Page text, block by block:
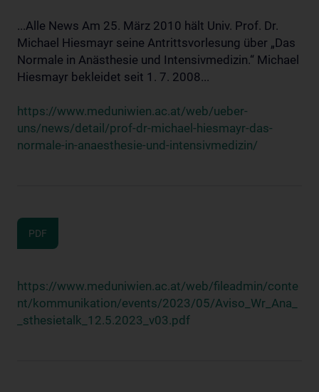
...Alle News Am 25. März 2010 hält Univ. Prof. Dr.
Michael Hiesmayr seine Antrittsvorlesung über „Das
Normale in Anästhesie und Intensivmedizin.“ Michael
Hiesmayr bekleidet seit 1. 7. 2008...
https://www.meduniwien.ac.at/web/ueber-
uns/news/detail/prof-dr-michael-hiesmayr-das-
normale-in-anaesthesie-und-intensivmedizin/
PDF
https://www.meduniwien.ac.at/web/fileadmin/conte
nt/kommunikation/events/2023/05/Aviso_Wr_Ana_
_sthesietalk_12.5.2023_v03.pdf